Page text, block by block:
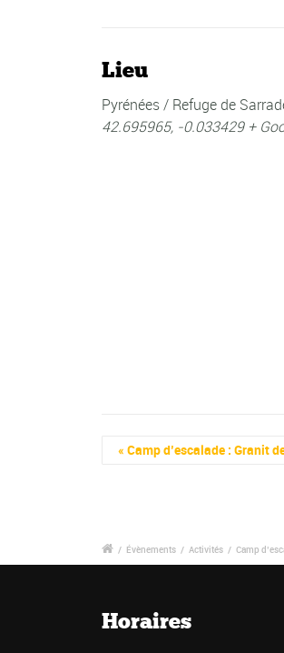
Lieu
Pyrénées / Refuge de
42.695965, -0.033429 +
Navigation
Évènement
« Camp d’escalade : Granit
/ Évènements / Activités / Camp
Horaires